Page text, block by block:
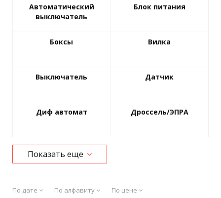
Автоматический
выключатель
Блок питания
Боксы Вилка
Выключатель Датчик
Диф автомат Дроссель/ЭПРА
Зажим/Сжим
Показать еще
По дате По алфавиту По цене